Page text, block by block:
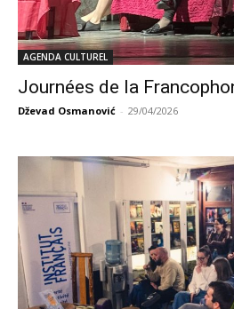
AGENDA CULTUREL
Journées de la
Dževad Osmanović - 29/04/2026